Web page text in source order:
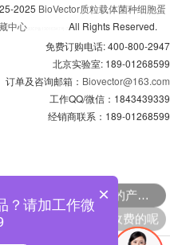
2025 BioVector质粒载体菌种细胞蛋
中心
All Rights Reserved.
免费订购电话: 400-800-2947
北京实验室: 189-01268599
订单及咨询邮箱： Biovector@163.com
工作QQ/微信：1843439339
经销商联系：189-01268599
可以介绍下你们的产品吗
产品是怎么收费的呢
×
？请加工作微